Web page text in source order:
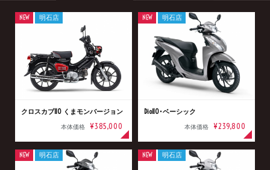
クロスカブ110 くまモンバージョン
本体価格 ¥385,000
NEW 明石店
Dio110･ベーシック
本体価格 ¥239,800
NEW 明石店
NEW 明石店 NEW 明石店